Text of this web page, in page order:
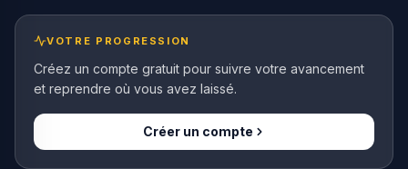
VOTRE PROGRESSION
Créez un compte gratuit pour suivre votre avancement
et reprendre où vous avez laissé.
Créer un compte